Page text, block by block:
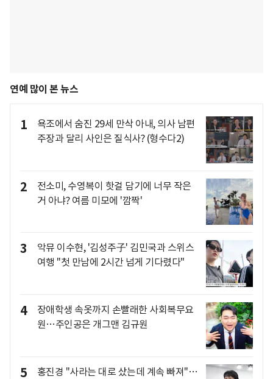
연예 많이 본 뉴스
1
욕조에서 숨진 29세 만삭 아내, 의사 남편
주장과 달리 사인은 질식사? (형수다2)
2
전소미, 수영복이 핫걸 담기에 너무 작은
거 아냐? 여름 미모에 '깜짝'
3
악뮤 이수현, '김성주子' 김민국과 스위스
여행 "첫 만남에 2시간 넘게 기다렸다"
4
장애학생 속옷까지 손빨래한 사회복무요
원…주인공은 개그맨 김규원
5
홍진경 "사라는 대로 샀는데 계속 빠져"…